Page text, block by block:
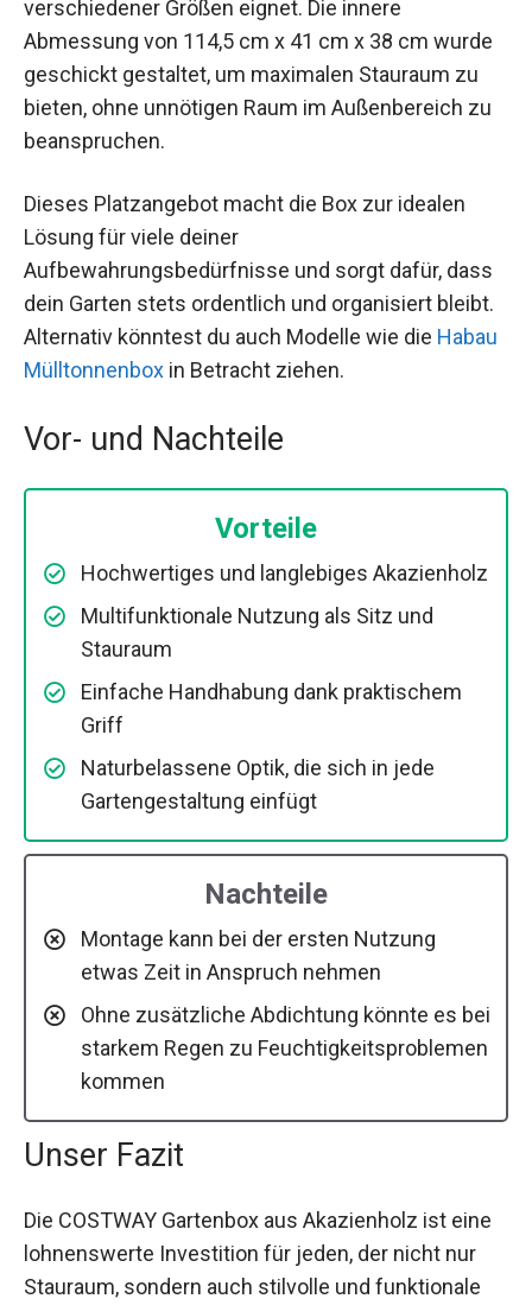
verschiedener Größen eignet. Die innere
Abmessung von 114,5 cm x 41 cm x 38 cm wurde
geschickt gestaltet, um maximalen Stauraum zu
bieten, ohne unnötigen Raum im Außenbereich zu
beanspruchen.
Dieses Platzangebot macht die Box zur idealen
Lösung für viele deiner
Aufbewahrungsbedürfnisse und sorgt dafür, dass
dein Garten stets ordentlich und organisiert bleibt.
Alternativ könntest du auch Modelle wie die Habau
Mülltonnenbox in Betracht ziehen.
Vor- und Nachteile
Vorteile
Hochwertiges und langlebiges Akazienholz
Multifunktionale Nutzung als Sitz und
Stauraum
Einfache Handhabung dank praktischem
Griff
Naturbelassene Optik, die sich in jede
Gartengestaltung einfügt
Nachteile
Montage kann bei der ersten Nutzung
etwas Zeit in Anspruch nehmen
Ohne zusätzliche Abdichtung könnte es bei
starkem Regen zu Feuchtigkeitsproblemen
kommen
Unser Fazit
Die COSTWAY Gartenbox aus Akazienholz ist eine
lohnenswerte Investition für jeden, der nicht nur
Stauraum, sondern auch stilvolle und funktionale